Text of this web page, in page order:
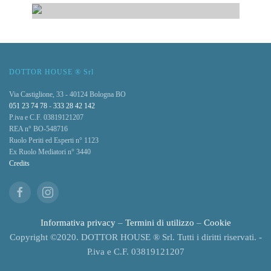
Immobili Commerciali in Affitto
DOTTOR HOUSE ® Srl
Via Castiglione, 33 - 40124 Bologna BO
051 23 74 78 - 333 28 42 142
P.iva e C.F. 03819121207
REA n° BO-548716
Ruolo Periti ed Esperti n° 1123
Ex Ruolo Mediatori n° 3440
Credits
Informativa privacy– Termini di utilizzo – Cookie
Copyright ©2020. DOTTOR HOUSE ® Srl. Tutti i diritti riservati. -
P.iva e C.F. 03819121207